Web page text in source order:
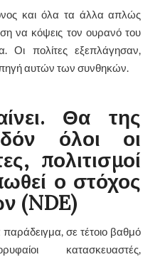
και όλα τα άλλα απλώς
να κόψεις τον ουρανό του
Οι πολίτες εξεπλάγησαν,
αυτών των συνθηκών.
Θα της
όλοι οι
πολιτισμοί
ο στόχος
(NDE)
σε τέτοιο βαθμό
κατασκευαστές,